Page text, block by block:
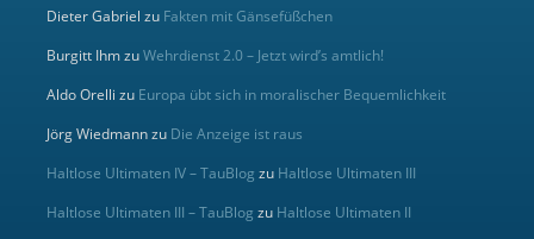
Dieter Gabriel zu Fakten mit Gänsefüßchen
Burgitt IhmzuWehrdienst 2.0 – Jetzt wird’s amtlich!
Aldo Orelli zu Europa übt sich in moralischer Bequemlichkeit
Jörg Wiedmannzu Die Anzeige ist raus
Haltlose Ultimaten IV – TauBlog zu Haltlose Ultimaten III
Haltlose Ultimaten III – TauBlog zu Haltlose Ultimaten II